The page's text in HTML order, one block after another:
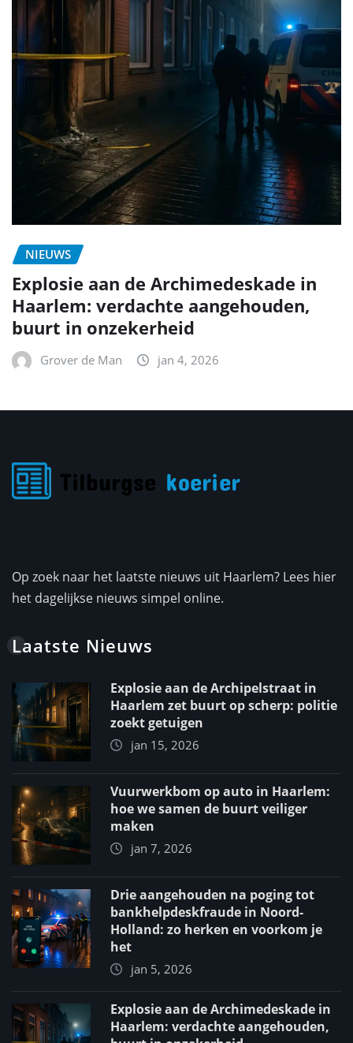
NIEUWS
Explosie aan de Archimedeskade in
Haarlem: verdachte aangehouden,
buurt in onzekerheid
Grover de Man jan 4, 2026
Op zoek naar het laatste nieuws uit Haarlem? Lees hier
het dagelijkse nieuws simpel online.
Laatste Nieuws
Explosie aan de Archipelstraat in
Haarlem zet buurt op scherp: politie
zoekt getuigen
jan 15, 2026
Vuurwerkbom op auto in Haarlem:
hoe we samen de buurt veiliger
maken
jan 7, 2026
Drie aangehouden na poging tot
bankhelpdeskfraude in Noord-
Holland: zo herken en voorkom je
het
jan 5, 2026
Explosie aan de Archimedeskade in
Haarlem: verdachte aangehouden,